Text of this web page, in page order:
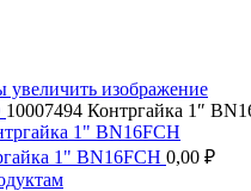
изображение
10007494 Контргайка 1″
1" BN16FCH 0,00 ₽